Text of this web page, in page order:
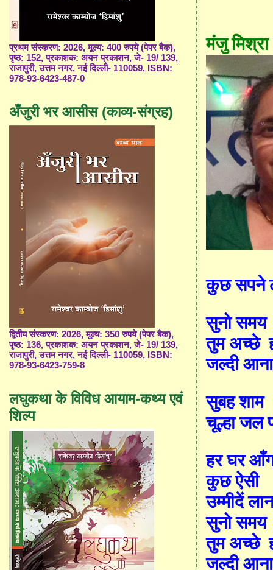
मंजु मिश्रा
कुछ सपने
सुनो समय
तुम अच्छे
जल्दी आना
सुबह शाम
चूल्हा जल
हर घर
कुछ ऐसी
उम्मीदें
सुनो समय
तुम अच्छे
जल्दी आना
प्रथम संस्करण: 2026, मूल्य: 400 रुपये (पेपर बैक),
पृष्ठ: 152, प्रकाशक: अयन प्रकाशन, जे- 19/ 139,
राजापुरी, उत्तम नगर, नई दिल्ली- 110059, ISBN:
978-93-6423-487-0
अँजुरी भर आसीस (काव्य-संग्रह)
द्वितीय संस्करण: 2026, मूल्य: 350 रुपये (पेपर बैक),
पृष्ठ: 136, प्रकाशक: अयन प्रकाशन, जे- 19/ 139,
राजापुरी, उत्तम नगर, नई दिल्ली- 110059, ISBN:
978-93-6423-759-8
लघुकथा के विविध आयाम-कथ्य एवं
शिल्प